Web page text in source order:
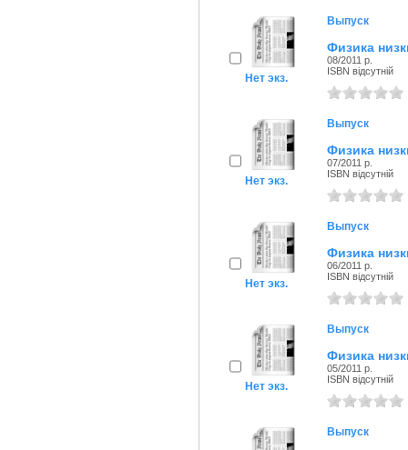
Нет экз.
Выпуск
Физика
08/2011 р.
ISBN відсутній
Нет экз.
Выпуск
Физика
07/2011 р.
ISBN відсутній
Нет экз.
Выпуск
Физика
06/2011 р.
ISBN відсутній
Нет экз.
Выпуск
Физика
05/2011 р.
ISBN відсутній
Выпуск